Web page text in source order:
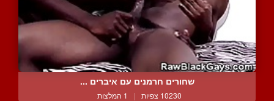
שחורים חרמנים עם איברים ...
10230 צפיות | 1 המלצות